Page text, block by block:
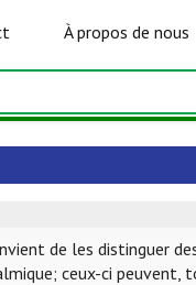
À propos de nous
de les distinguer
ceux-ci peuvent,